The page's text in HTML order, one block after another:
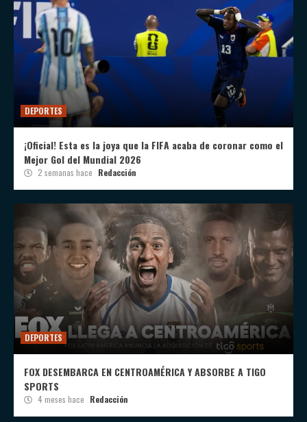
DEPORTES
¡Oficial! Esta es la joya que la FIFA acaba de coronar como el
Mejor Gol del Mundial 2026
2 semanas hace Redacción
DEPORTES
FOX DESEMBARCA EN CENTROAMÉRICA Y ABSORBE A TIGO
SPORTS
4 meses hace Redacción